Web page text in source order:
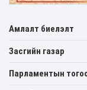
Амлалт биелэлт
Засгийн газар
Парламентын